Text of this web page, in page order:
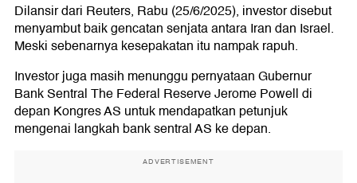
Dilansir dari Reuters, Rabu (25/6/2025), investor disebut
menyambut baik gencatan senjata antara Iran dan Israel.
Meski sebenarnya kesepakatan itu nampak rapuh.
Investor juga masih menunggu pernyataan Gubernur
Bank Sentral The Federal Reserve Jerome Powell di
depan Kongres AS untuk mendapatkan petunjuk
mengenai langkah bank sentral AS ke depan.
ADVERTISEMENT